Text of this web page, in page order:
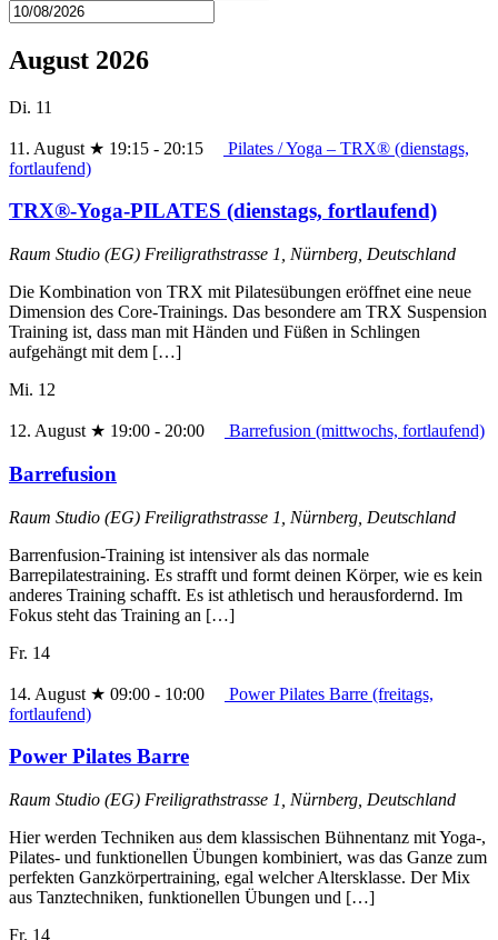
August 2026
Di. 11
11. August ★ 19:15 - 20:15
Pilates / Yoga – TRX® (dienstags,
fortlaufend)
TRX®-Yoga-PILATES (dienstags, fortlaufend)
Raum Studio (EG) Freiligrathstrasse 1, Nürnberg, Deutschland
Die Kombination von TRX mit Pilatesübungen eröffnet eine neue
Dimension des Core-Trainings. Das besondere am TRX Suspension
Training ist, dass man mit Händen und Füßen in Schlingen
aufgehängt mit dem […]
Mi. 12
12. August ★ 19:00 - 20:00 Barrefusion (mittwochs, fortlaufend)
Barrefusion
Raum Studio (EG) Freiligrathstrasse 1, Nürnberg, Deutschland
Barrenfusion-Training ist intensiver als das normale
Barrepilatestraining. Es strafft und formt deinen Körper, wie es kein
anderes Training schafft. Es ist athletisch und herausfordernd. Im
Fokus steht das Training an […]
Fr. 14
14. August ★ 09:00 - 10:00
Power Pilates Barre (freitags,
fortlaufend)
Power Pilates Barre
Raum Studio (EG) Freiligrathstrasse 1, Nürnberg, Deutschland
Hier werden Techniken aus dem klassischen Bühnentanz mit Yoga-,
Pilates- und funktionellen Übungen kombiniert, was das Ganze zum
perfekten Ganzkörpertraining, egal welcher Altersklasse. Der Mix
aus Tanztechniken, funktionellen Übungen und […]
Fr. 14